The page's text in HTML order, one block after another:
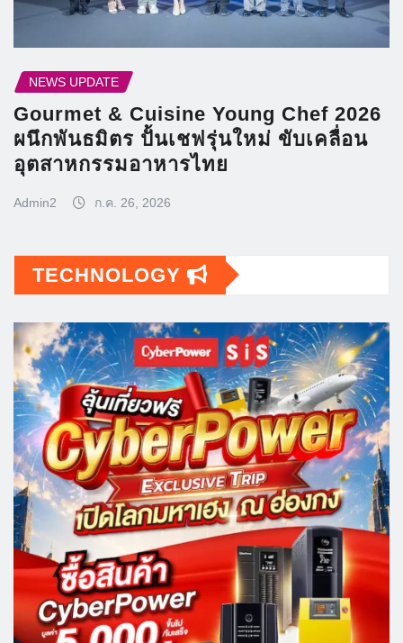
NEWS UPDATE
Gourmet & Cuisine Young Chef 2026
ผนึกพันธมิตร ปั้นเชฟรุ่นใหม่ ขับเคลื่อน
อุตสาหกรรมอาหารไทย
Admin2 ก.ค. 26, 2026
TECHNOLOGY